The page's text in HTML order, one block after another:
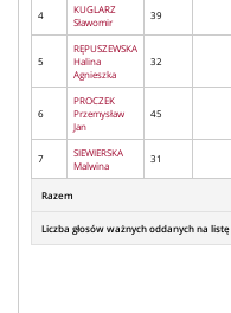
4
KUGLARZ
Sławomir
39
5
RĘPUSZEWSKA
Halina
Agnieszka
32
6
PROCZEK
Przemysław
Jan
45
7
SIEWIERSKA
Malwina
31
Razem
Liczba głosów ważnych oddanych na listę